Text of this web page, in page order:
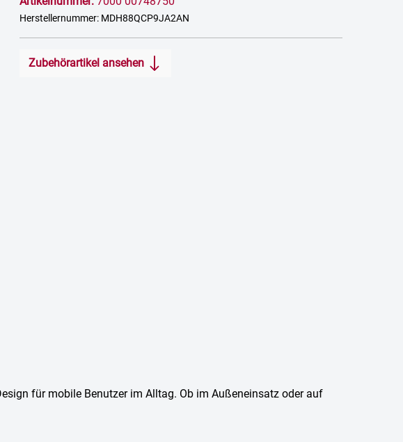
Herstellernummer: MDH88QCP9JA2AN
Zubehörartikel ansehen
für mobile Benutzer im Alltag. Ob im Außeneinsatz oder auf